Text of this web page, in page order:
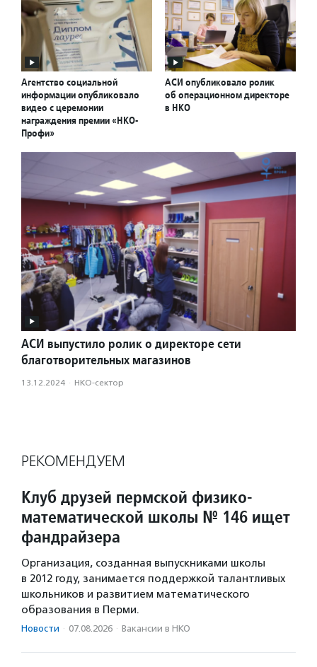
Агентство социальной
информации опубликовало
видео с церемонии
награждения премии «НКО-
Профи»
АСИ опубликовало ролик
об операционном директоре
в НКО
АСИ выпустило ролик о директоре сети
благотворительных магазинов
13.12.2024 · НКО-сектор
РЕКОМЕНДУЕМ
Клуб друзей пермской физико-
математической школы № 146 ищет
фандрайзера
Организация, созданная выпускниками школы
в 2012 году, занимается поддержкой талантливых
школьников и развитием математического
образования в Перми.
Новости · 07.08.2026 · Вакансии в НКО